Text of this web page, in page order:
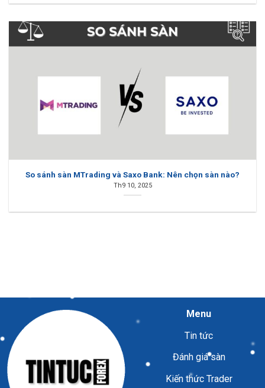
So sánh sàn MTrading và Saxo Bank: Nên chọn sàn nào?
Th9 10, 2025
Menu
Tin tức
Đánh giá sàn
Kiến thức Trader